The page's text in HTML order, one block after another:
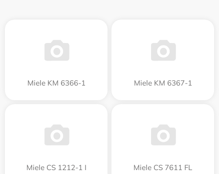
Miele KM 6366-1 Miele KM 6367-1
Miele CS 1212-1 I Miele CS 7611 FL